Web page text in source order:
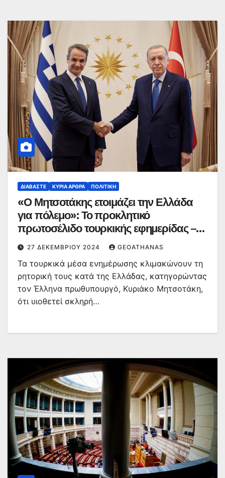
ΔΙΑΒΆΣΤΕ ΚΥΡΙΑ ΑΡΘΡΑ ΠΟΛΙΤΙΚΉ
«Ο Μητσοτάκης ετοιμάζει την Ελλάδα
για πόλεμο»: Το προκλητικό
πρωτοσέλιδο τουρκικής εφημερίδας –
«Δεν έχουμε επεκτατικές διαθέσεις» λέει
ο Γιάννης Κεφαλογιάννης
27 ΔΕΚΕΜΒΡΊΟΥ 2024 GEOATHANAS
Τα τουρκικά μέσα ενημέρωσης κλιμακώνουν τη
ρητορική τους κατά της Ελλάδας, κατηγορώντας
τον Έλληνα πρωθυπουργό, Κυριάκο Μητσοτάκη,
ότι υιοθετεί σκληρή…